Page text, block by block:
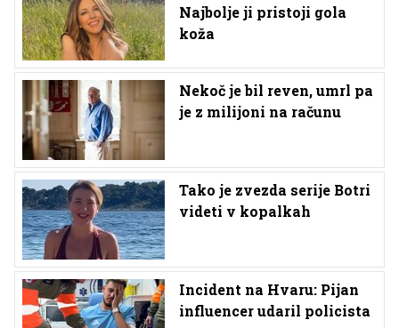
Najbolje ji pristoji gola
koža
Nekoč je bil reven, umrl pa
je z milijoni na računu
Tako je zvezda serije Botri
videti v kopalkah
Incident na Hvaru: Pijan
influencer udaril policista